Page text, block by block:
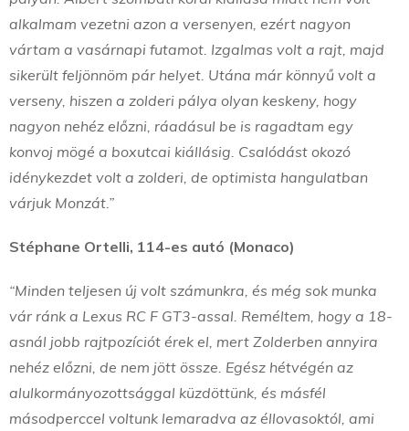
alkalmam vezetni azon a versenyen, ezért nagyon
vártam a vasárnapi futamot. Izgalmas volt a rajt, majd
sikerült feljönnöm pár helyet. Utána már könnyű volt a
verseny, hiszen a zolderi pálya olyan keskeny, hogy
nagyon nehéz előzni, ráadásul be is ragadtam egy
konvoj mögé a boxutcai kiállásig. Csalódást okozó
idénykezdet volt a zolderi, de optimista hangulatban
várjuk Monzát.”
Stéphane Ortelli, 114-es autó (Monaco)
“Minden teljesen új volt számunkra, és még sok munka
vár ránk a Lexus RC F GT3-assal. Reméltem, hogy a 18-
asnál jobb rajtpozíciót érek el, mert Zolderben annyira
nehéz előzni, de nem jött össze. Egész hétvégén az
alulkormányozottsággal küzdöttünk, és másfél
másodperccel voltunk lemaradva az éllovasoktól, ami